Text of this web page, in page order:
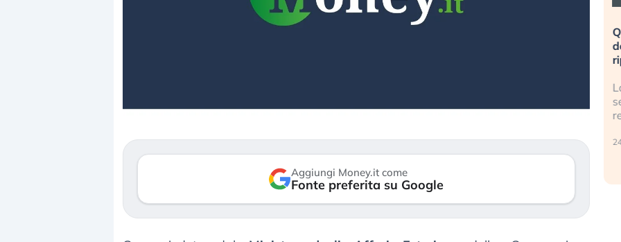
Aggiungi Money.it come
Fonte preferita su Google
dell’economia reale. L’America sta
La ricchezza mondiale cresce, ma è
sempre più sganciata
24 luglio 2026